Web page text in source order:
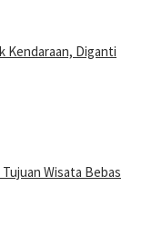
Kendaraan, Diganti
Wisata Bebas